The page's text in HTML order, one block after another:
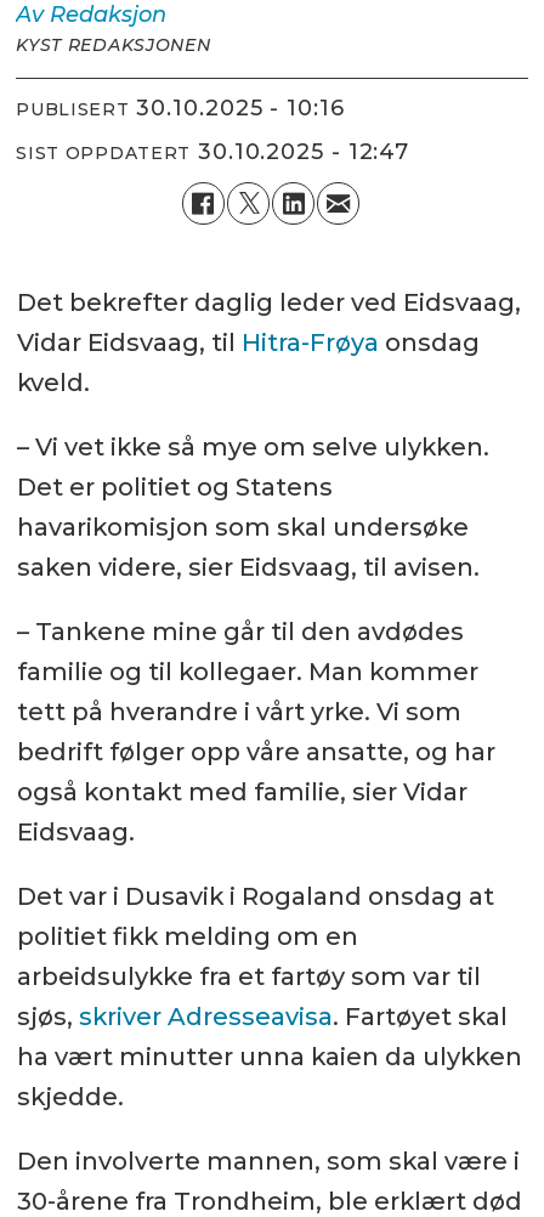
Av Redaksjon
KYST REDAKSJONEN
PUBLISERT 30.10.2025 - 10:16
SIST OPPDATERT 30.10.2025 - 12:47
Det bekrefter daglig leder ved Eidsvaag,
Vidar Eidsvaag, til Hitra-Frøya onsdag
kveld.
– Vi vet ikke så mye om selve ulykken.
Det er politiet og Statens
havarikomisjon som skal undersøke
saken videre, sier Eidsvaag, til avisen.
– Tankene mine går til den avdødes
familie og til kollegaer. Man kommer
tett på hverandre i vårt yrke. Vi som
bedrift følger opp våre ansatte, og har
også kontakt med familie, sier Vidar
Eidsvaag.
Det var i Dusavik i Rogaland onsdag at
politiet fikk melding om en
arbeidsulykke fra et fartøy som var til
sjøs, skriver Adresseavisa. Fartøyet skal
ha vært minutter unna kaien da ulykken
skjedde.
Den involverte mannen, som skal være i
30-årene fra Trondheim, ble erklært død